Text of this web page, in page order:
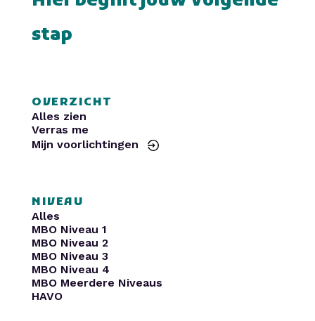
stap
OVERZICHT
Alles zien
Verras me
Mijn voorlichtingen
NIVEAU
Alles
MBO Niveau 1
MBO Niveau 2
MBO Niveau 3
MBO Niveau 4
MBO Meerdere Niveaus
HAVO